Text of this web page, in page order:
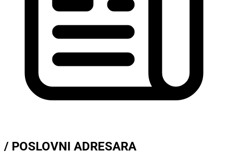
/ POSLOVNI ADRESARA